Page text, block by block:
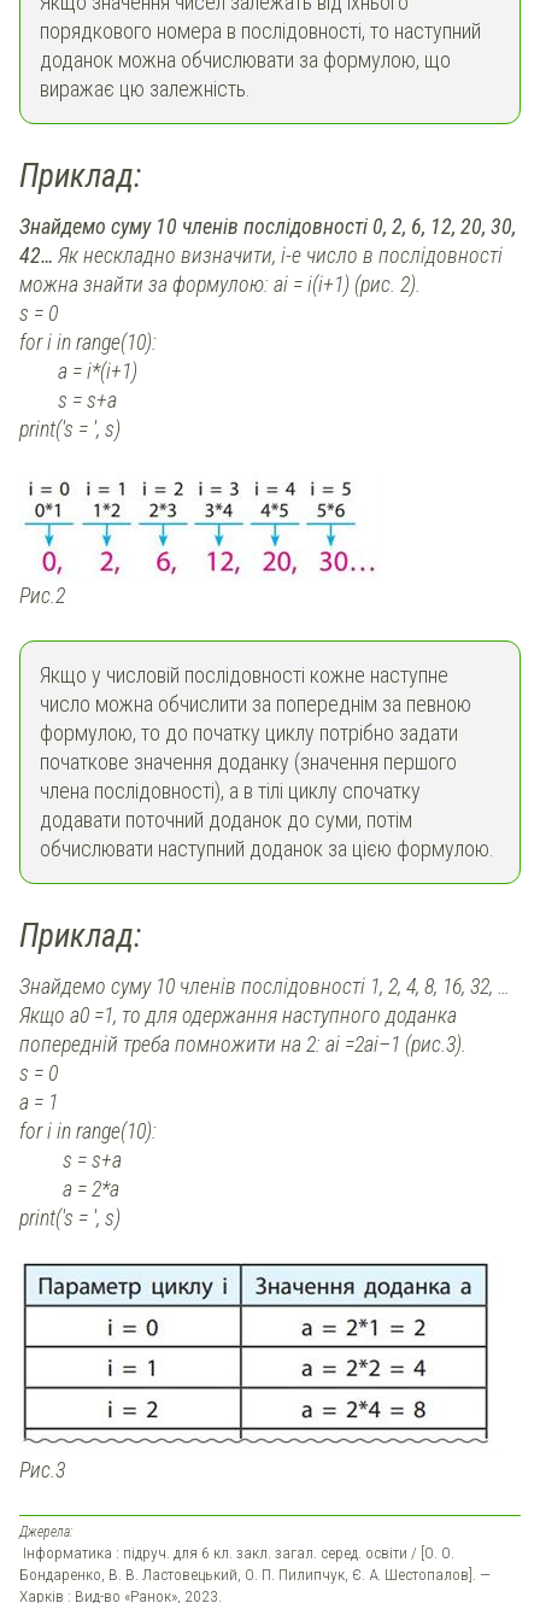
порядкового номера в послідовності, то наступний
доданок можна обчислювати за формулою, що
виражає цю залежність.
Приклад:
Знайдемо суму 10 членів послідовності 0, 2, 6, 12, 20, 30,
42… Як нескладно визначити, і-е число в послідовності
можна знайти за формулою: ai = i(i+1) (рис. 2).
s = 0
for i in range(10):
a = і*(і+1)
s = s+a
print('s = ', s)
Рис.2
Якщо у числовій послідовності кожне наступне
число можна обчислити за попереднім за певною
формулою, то до початку циклу потрібно задати
початкове значення доданку (значення першого
члена послідовності), а в тілі циклу спочатку
додавати поточний доданок до суми, потім
обчислювати наступний доданок за цією формулою.
Приклад:
Знайдемо суму 10 членів послідовності 1, 2, 4, 8, 16, 32, …
Якщо a0 =1, то для одержання наступного доданка
попередній треба помножити на 2: ai =2ai–1 (рис.3).
s = 0
а = 1
for i in range(10):
s = s+a
a = 2*а
print('s = ', s)
Рис.3
Джерела:
Інформатика : підруч. для 6 кл. закл. загал. серед. освіти / [О. О.
Бондаренко, В. В. Ластовецький, О. П. Пилипчук, Є. А. Шестопалов]. —
Харків : Вид-во «Ранок», 2023.